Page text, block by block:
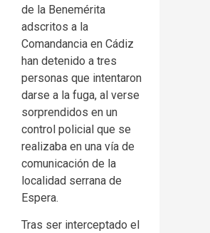
de la Benemérita
adscritos a la
Comandancia en Cádiz
han detenido a tres
personas que intentaron
darse a la fuga, al verse
sorprendidos en un
control policial que se
realizaba en una vía de
comunicación de la
localidad serrana de
Espera.
Tras ser interceptado el